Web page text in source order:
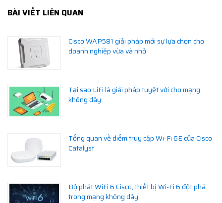
BÀI VIẾT LIÊN QUAN
Cisco WAP581 giải pháp mới sự lựa chọn cho
doanh nghiệp vừa và nhỏ
Tại sao LiFi là giải pháp tuyệt vời cho mạng
không dây
Tổng quan về điểm truy cập Wi-Fi 6E của Cisco
Catalyst
Bộ phát WiFi 6 Cisco, thiết bị Wi-Fi 6 đột phá
trong mạng không dây